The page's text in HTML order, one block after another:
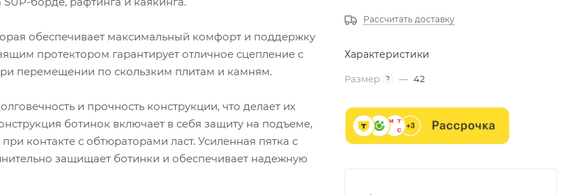
обеспечивает максимальный комфорт и поддержку
протектором гарантирует отличное сцепление с
перемещении по скользким плитам и камням.
и прочность конструкции, что делает их
ботинок включает в себя защиту на подъеме,
контакте с обтюраторами ласт. Усиленная пятка с
защищает ботинки и обеспечивает надежную
Рассчитать доставку
Характеристики
Размер ? — 42